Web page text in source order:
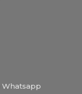
Whatsapp